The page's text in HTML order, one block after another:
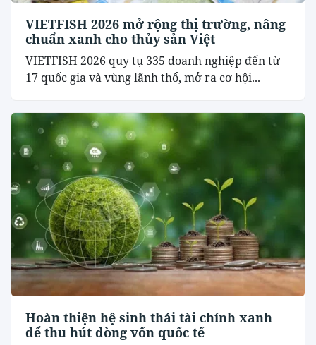
VIETFISH 2026 mở rộng thị trường, nâng
chuẩn xanh cho thủy sản Việt
VIETFISH 2026 quy tụ 335 doanh nghiệp đến từ
17 quốc gia và vùng lãnh thổ, mở ra cơ hội...
Hoàn thiện hệ sinh thái tài chính xanh
để thu hút dòng vốn quốc tế